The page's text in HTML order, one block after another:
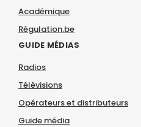
Académique
Régulation.be
GUIDE MÉDIAS
Radios
Télévisions
Opérateurs et distributeurs
Guide média